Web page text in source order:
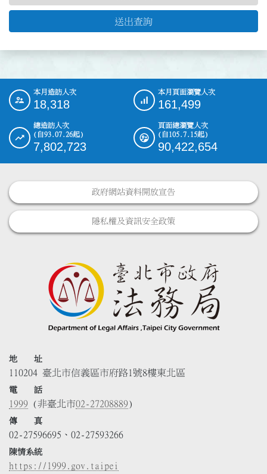
送出查詢
::: 本月造訪人次
18,318
本月頁面瀏覽人次
161,499
總造訪人次
(自93.07.26起)
7,802,723
頁面總瀏覽人次
(自105.7.15起)
90,422,654
政府網站資料開放宣告
隱私權及資訊安全政策
地 址
110204 臺北市信義區市府路1號8樓東北區
電 話
1999 (非臺北市02-27208889)
傳 真
02-27596695、02-27593266
陳情系統
https://1999.gov.taipei